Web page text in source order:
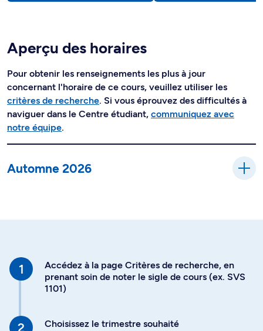
Aperçu des horaires
Pour obtenir les renseignements les plus à jour
concernant l'horaire de ce cours, veuillez utiliser les
critères de recherche. Si vous éprouvez des difficultés à
naviguer dans le Centre étudiant, communiquez avec
notre équipe.
Automne 2026
Accédez à la page Critères de recherche, en
prenant soin de noter le sigle de cours (ex. SVS
1101)
Choisissez le trimestre souhaité